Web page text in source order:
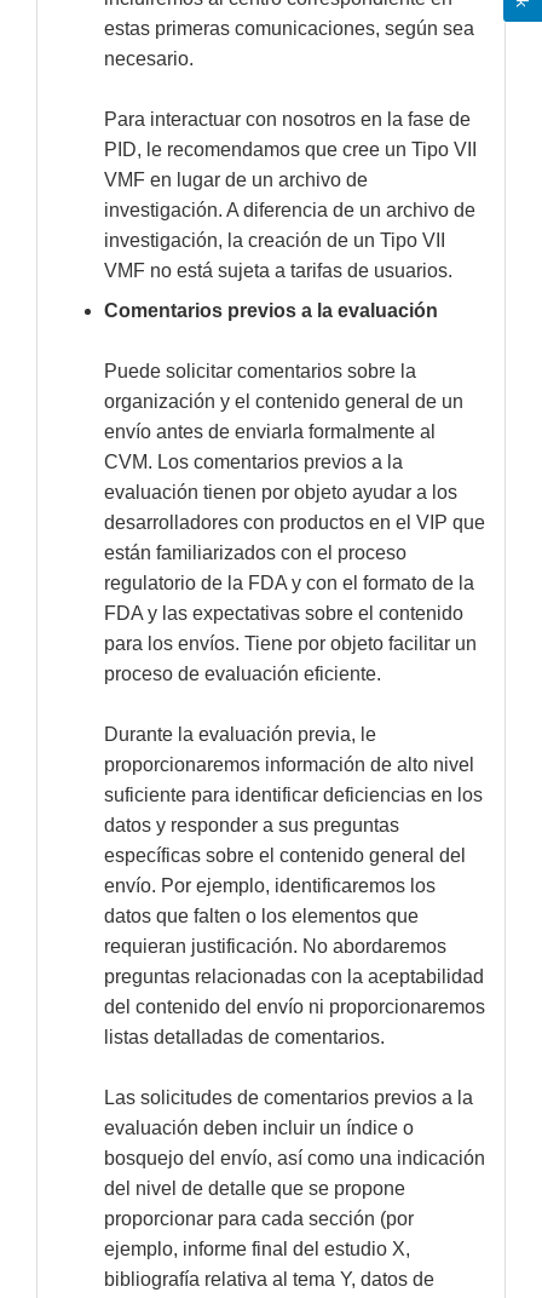
estas primeras comunicaciones, según sea
necesario.
Para interactuar con nosotros en la fase de
PID, le recomendamos que cree un Tipo VII
VMF en lugar de un archivo de
investigación. A diferencia de un archivo de
investigación, la creación de un Tipo VII
VMF no está sujeta a tarifas de usuarios.
Comentarios previos a la evaluación
Puede solicitar comentarios sobre la
organización y el contenido general de un
envío antes de enviarla formalmente al
CVM. Los comentarios previos a la
evaluación tienen por objeto ayudar a los
desarrolladores con productos en el VIP que
están familiarizados con el proceso
regulatorio de la FDA y con el formato de la
FDA y las expectativas sobre el contenido
para los envíos. Tiene por objeto facilitar un
proceso de evaluación eficiente.
Durante la evaluación previa, le
proporcionaremos información de alto nivel
suficiente para identificar deficiencias en los
datos y responder a sus preguntas
específicas sobre el contenido general del
envío. Por ejemplo, identificaremos los
datos que falten o los elementos que
requieran justificación. No abordaremos
preguntas relacionadas con la aceptabilidad
del contenido del envío ni proporcionaremos
listas detalladas de comentarios.
Las solicitudes de comentarios previos a la
evaluación deben incluir un índice o
bosquejo del envío, así como una indicación
del nivel de detalle que se propone
proporcionar para cada sección (por
ejemplo, informe final del estudio X,
bibliografía relativa al tema Y, datos de